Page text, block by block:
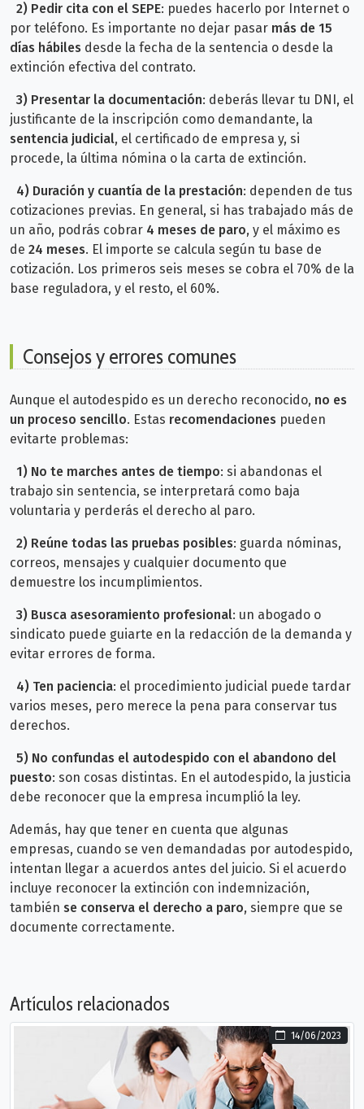
2) Pedir cita con el SEPE: puedes hacerlo por Internet o
por teléfono. Es importante no dejar pasar más de 15
días hábiles desde la fecha de la sentencia o desde la
extinción efectiva del contrato.
3) Presentar la documentación: d eberás llevar tu DNI, el
justificante de la inscripción como demandante, la
sentencia judicial, el certificado de empresa y, si
procede, la última nómina o la carta de extinción.
4) Duración y cuantía de la prestación: d ependen de tus
cotizaciones previas. En general, si has trabajado más de
un año, podrás cobrar 4 meses de paro, y el máximo es
de 24 meses. El importe se calcula según tu base de
cotización. Los primeros seis meses se cobra el 70% de la
base reguladora, y el resto, el 60%.
Consejos y errores comunes
Aunque el autodespido es un derecho reconocido, no es
un proceso sencillo. Estas recomendaciones pueden
evitarte problemas:
1) No te marches antes de tiempo: si abandonas el
trabajo sin sentencia, se interpretará como baja
voluntaria y perderás el derecho al paro.
2) Reúne todas las pruebas posibles: guarda nóminas,
correos, mensajes y cualquier documento que
demuestre los incumplimientos.
3) Busca asesoramiento profesional: un abogado o
sindicato puede guiarte en la redacción de la demanda y
evitar errores de forma.
4) Ten paciencia: el procedimiento judicial puede tardar
varios meses, pero merece la pena para conservar tus
derechos.
5) No confundas el autodespido con el abandono del
puesto: son cosas distintas. En el autodespido, la justicia
debe reconocer que la empresa incumplió la ley.
Además, hay que tener en cuenta que algunas
empresas, cuando se ven demandadas por autodespido,
intentan llegar a acuerdos antes del juicio. Si el acuerdo
incluye reconocer la extinción con indemnización,
también se conserva el derecho a paro, siempre que se
documente correctamente.
Artículos relacionados
14/06/2023